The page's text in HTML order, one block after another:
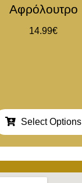
Αφρόλουτρο
14.99€
Select Options